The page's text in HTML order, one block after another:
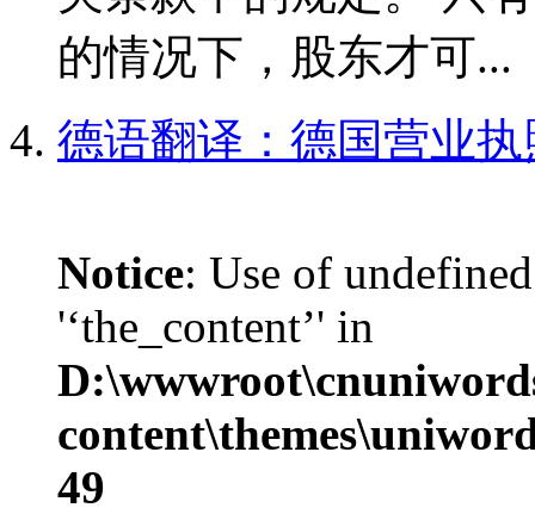
的情况下，股东才可...
德语翻译：德国营业
Notice: Use of
'‘the_content’' in
49